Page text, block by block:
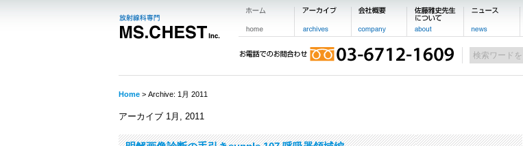
Home > Archive: 1月 2011
アーカイブ 1月, 2011